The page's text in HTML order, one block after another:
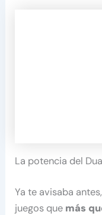
La potencia del
Ya te avisaba
juegos que más